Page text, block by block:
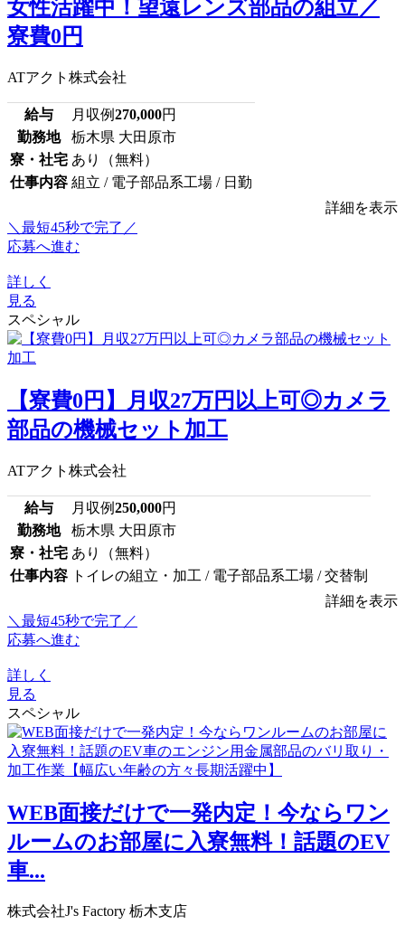
女性活躍中！望遠レンズ部品の組立／
寮費0円
ATアクト株式会社
給与 月収例270,000円
勤務地
栃木県 大田原市
寮・社宅 あり（無料）
仕事内容 組立 / 電子部品系工場 / 日勤
詳細を表示
＼最短45秒で完了／
応募へ進む
詳しく
見る
スペシャル
【寮費0円】月収27万円以上可◎カメラ
部品の機械セット加工
ATアクト株式会社
給与 月収例250,000円
勤務地
栃木県 大田原市
寮・社宅 あり（無料）
仕事内容 トイレの組立・加工 / 電子部品系工場 / 交替制
詳細を表示
＼最短45秒で完了／
応募へ進む
詳しく
見る
スペシャル
WEB面接だけで一発内定！今ならワン
ルームのお部屋に入寮無料！話題のEV
車...
株式会社J's Factory 栃木支店